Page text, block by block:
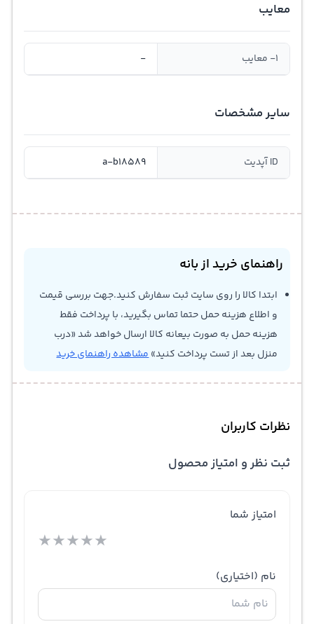
معایب
1- معایب -
سایر مشخصات
ID آپدیت a-b18589
راهنمای خرید از بانه
ابتدا کالا را روی سایت ثبت سفارش کنید.جهت بررسی قیمت
و اطلاع هزینه حمل حتما تماس بگیرید، با پرداخت فقط
هزینه حمل به صورت بیعانه کالا ارسال خواهد شد «درب
منزل بعد از تست پرداخت کنید»مشاهده راهنمای خرید
نظرات کاربران
ثبت نظر و امتیاز محصول
امتیاز شما
★★★★★
نام (اختیاری)